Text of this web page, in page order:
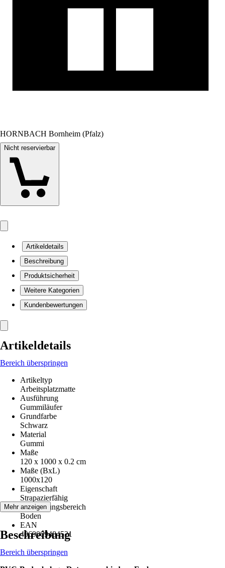
HORNBACH Bornheim (Pfalz)
Nicht reservierbar
Artikeldetails
Beschreibung
Produktsicherheit
Weitere Kategorien
Kundenbewertungen
Artikeldetails
Bereich überspringen
Artikeltyp
Arbeitsplatzmatte
Ausführung
Gummiläufer
Grundfarbe
Schwarz
Material
Gummi
Maße
120 x 1000 x 0.2 cm
Maße (BxL)
1000x120
Eigenschaft
Strapazierfähig
Anwendungsbereich
Boden
EAN
4069009484521
Mehr anzeigen
Beschreibung
Bereich überspringen